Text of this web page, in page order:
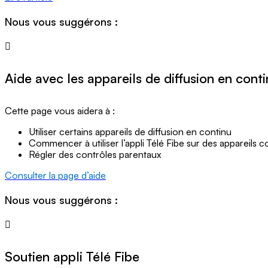
Nous vous suggérons :
Aide avec les appareils de diffusion en
Cette page vous aidera à :
Utiliser certains appareils de diffusion en continu
Commencer à utiliser l’appli Télé Fibe sur des appareils
Régler des contrôles parentaux
Consulter la page d’aide
Nous vous suggérons :
Soutien appli Télé Fibe